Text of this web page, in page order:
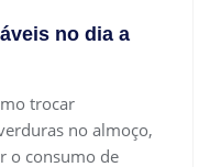
no dia a
trocar
no almoço,
o consumo de